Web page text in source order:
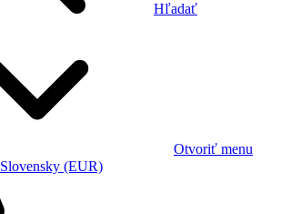
Hľadať
Otvoriť menu
Slovensky (EUR)